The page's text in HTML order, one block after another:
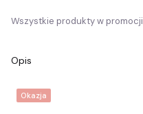
Wszystkie produkty w promocji
Opis
Okazja